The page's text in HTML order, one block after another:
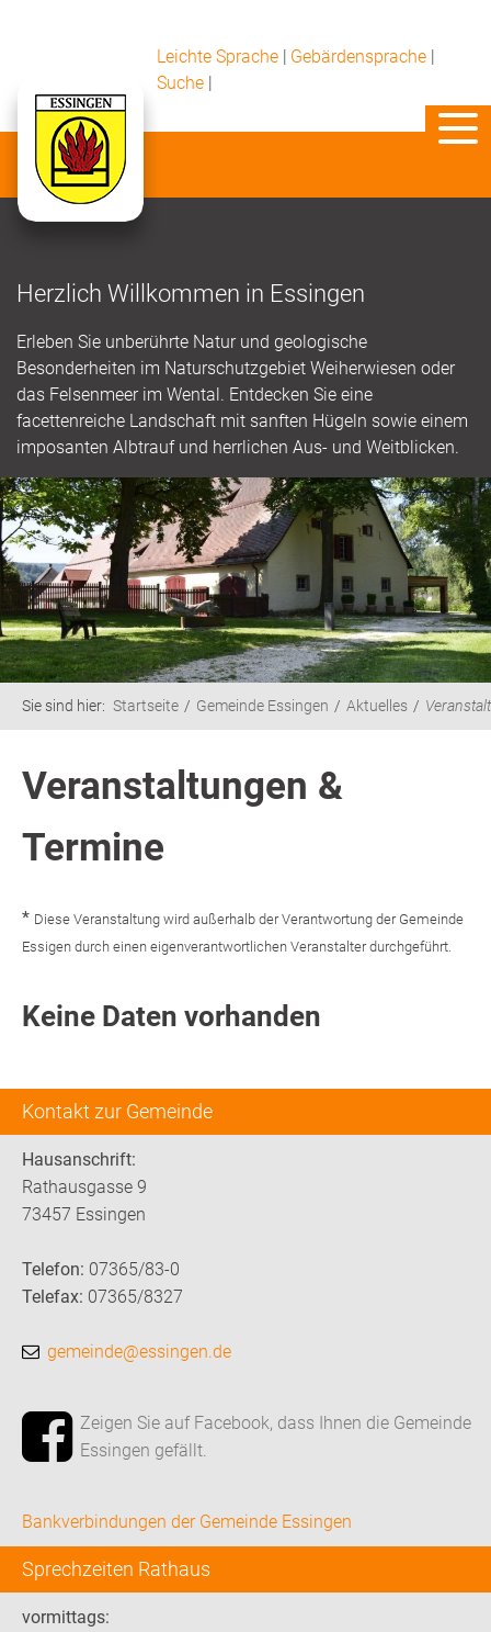
Leichte Sprache | Gebärdensprache |
Suche |
Herzlich Willkommen in Essingen
Erleben Sie unberührte Natur und geologische
Besonderheiten im Naturschutzgebiet Weiherwiesen oder
das Felsenmeer im Wental. Entdecken Sie eine
facettenreiche Landschaft mit sanften Hügeln sowie einem
imposanten Albtrauf und herrlichen Aus- und Weitblicken.
Kontakt zur Gemeinde
Hausanschrift:
Rathausgasse 9
73457 Essingen
Telefon: 07365/83-0
Telefax: 07365/8327
gemeinde@essingen.de
Zeigen Sie auf Facebook, dass Ihnen die Gemeinde
Essingen gefällt.
Bankverbindungen der Gemeinde Essingen
Sprechzeiten Rathaus
vormittags:
Sie sind hier: Startseite Gemeinde Essingen Aktuelles
Veranstaltungen &
Termine
* Diese Veranstaltung wird außerhalb der Verantwortung der Gemeinde
Essigen durch einen eigenverantwortlichen Veranstalter durchgeführt.
Keine Daten vorhanden